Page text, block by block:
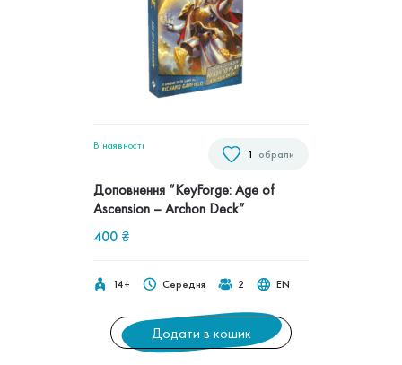
обрали
1
В наявностi
Доповнення “KeyForge: Age of
Ascension – Archon Deck”
400 ₴
14+ Середня 2 EN
Додати в кошик